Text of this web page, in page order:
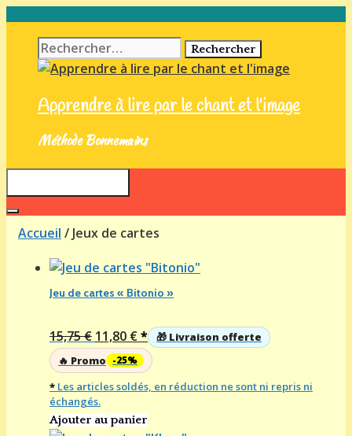
contenuRechercher :
Apprendre à lire par le chant et l'image
Méthode Bonnemains
Accueil / Jeux de cartes
Jeu de cartes « Bitonio »
15,75€ Le
prix
initial
était :
15,75 €.
11,80 €*Le
prix
actuel
est :
🎁 Livraison offerte
🔥 Promo -25%
* Les articles soldés, en réduction ne sont ni repris ni
échangés.
Ajouter au panier